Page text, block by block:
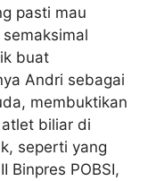
pasti mau
buat
Andri sebagai
membuktikan
biliar di
seperti yang
Binpres POBSI,